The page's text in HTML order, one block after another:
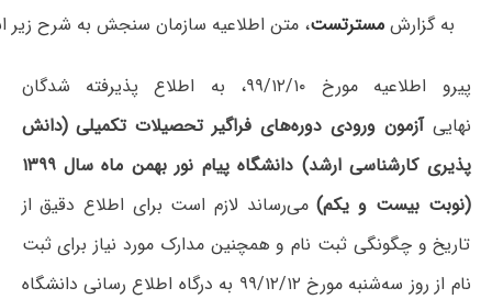
به گزارشمسترتست، متن اطلاعیه سازمان سنجش به شرح
پیرو اطلاعیه مورخ ۹۹/۱۲/۱۰، به اطلاع پذیرفته شدگان
نهاییآزمون ورودی دوره‌های فراگیر تحصیلات تکمیلی (دانش
پذیری کارشناسی ارشد) دانشگاه پیام نور بهمن ماه سال ۱۳۹۹
(نوبت بیست و یکم)می‌رساند لازم است برای اطلاع دقیق از
تاریخ و چگونگی ثبت نام و همچنین مدارک مورد نیاز برای ثبت
نام از روز سه‌شنبه مورخ ۹۹/۱۲/۱۲ به درگاه اطلاع رسانی دانشگاه